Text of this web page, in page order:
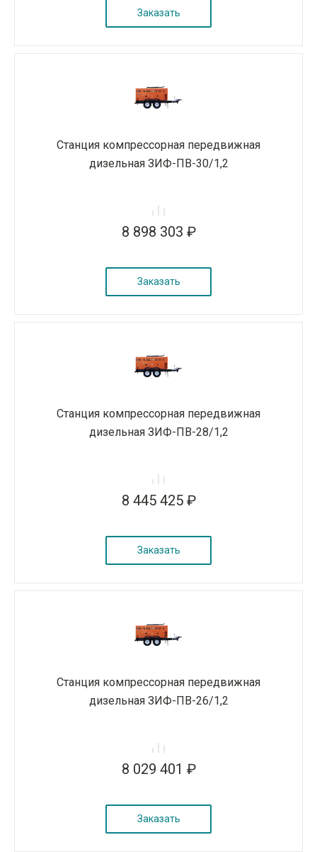
Заказать
Станция компрессорная передвижная
дизельная ЗИФ-ПВ-30/1,2
8 898 303 ₽
Заказать
Станция компрессорная передвижная
дизельная ЗИФ-ПВ-28/1,2
8 445 425 ₽
Заказать
Станция компрессорная передвижная
дизельная ЗИФ-ПВ-26/1,2
8 029 401 ₽
Заказать